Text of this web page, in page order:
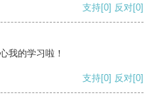
支持[0] 反对[0]
我的学习啦！
支持[0] 反对[0]